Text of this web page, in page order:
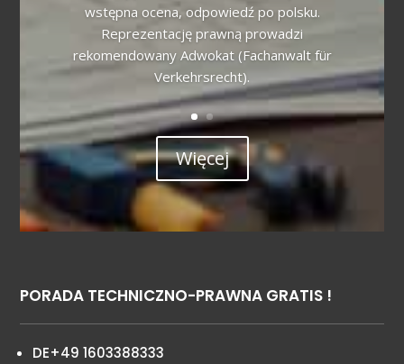
wstępna ocena, odpowiedź po polsku.
Reprezentację prawną prowadzi
rekomendowany Adwokat (Fachanwalt für
Verkehrsrecht).
Więcej
PORADA TECHNICZNO-PRAWNA GRATIS !
DE+49 1603388333